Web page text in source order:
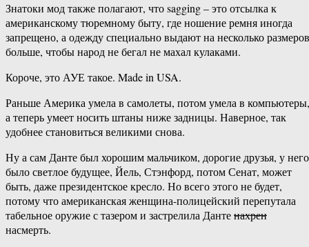
Знатоки мод также полагают, что sagging – это отсылка к
американскому тюремному быту, где ношение ремня иногда
запрещено, а одежду специально выдают на несколько размеров
больше, чтобы народ не бегал не махал кулаками.
Короче, это АУЕ такое. Made in USA.
Раньше Америка умела в самолеты, потом умела в компьютеры,
а теперь умеет носить штаны ниже задницы. Наверное, так
удобнее становиться великими снова.
Ну а сам Данте был хорошим мальчиком, дорогие друзья, у него
было светлое будущее, Йель, Стэнфорд, потом Сенат, может
быть, даже президентское кресло. Но всего этого не будет,
потому что американская женщина-полицейский перепутала
табельное оружие с тазером и застрелила Дантенахрен
насмерть.